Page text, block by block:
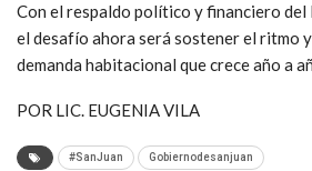
Con el respaldo político y financiero del
el desafío ahora será sostener el ritmo
demanda habitacional que crece año a
POR LIC. EUGENIA VILA
#SanJuan Gobiernodesanjuan